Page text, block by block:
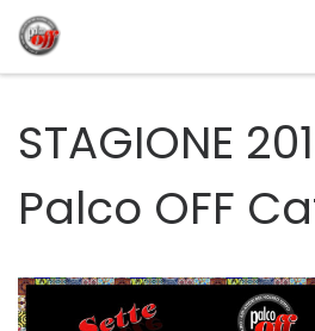
Passa al contenuto
STAGIONE
Palco OFF